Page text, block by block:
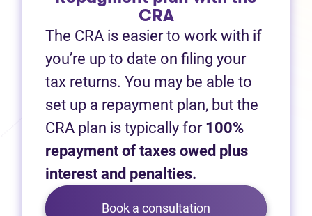
CRA
The CRA is easier to work with if
you’re up to date on filing your
tax returns. You may be able to
set up a repayment plan, but the
CRA plan is typically for 100%
repayment of taxes owed plus
interest and penalties.
Book a consultation